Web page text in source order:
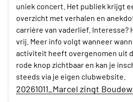
uniek concert. Het publiek krijgt
overzicht met verhalen en
carrière van vaderlief. Interesse?
vrij. Meer info volgt wanneer
activiteit heeft overgenomen uit
rode knop zichtbaar en kan je
steeds via je eigen clubwebsite.
20261011_Marcel zingt